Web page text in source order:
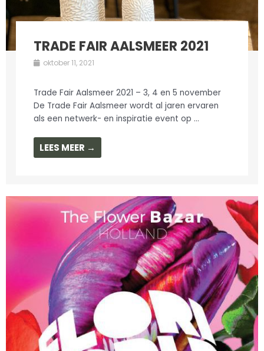
TRADE FAIR AALSMEER 2021
oktober 11, 2021
Trade Fair Aalsmeer 2021 – 3, 4 en 5 november
De Trade Fair Aalsmeer wordt al jaren ervaren
als een netwerk- en inspiratie event op ...
LEES MEER →